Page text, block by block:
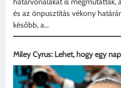
és az önpusztítás vékony
később, a…
Miley Cyrus: Lehet, hogy egy